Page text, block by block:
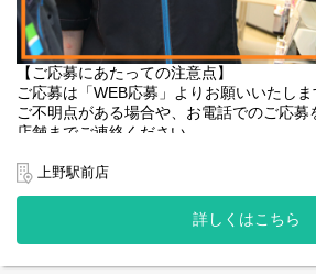
【ご応募にあたっての注意点】
ご応募は「WEB応募」よりお願いいたしま
ご不明点がある場合や、お電話でのご応
店舗までご連絡ください。
ファミリーマート 上野駅前店
TEL：03-5827-2252
【「働きやすさ」と「雰囲気の良さ」に自
〇周辺に系列店あり、シフトの調整もしや
上野駅前店
詳しくはこちら